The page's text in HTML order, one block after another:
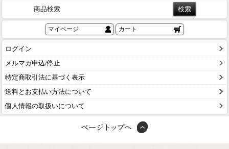
商品検索
マイページ カート
ログイン
メルマガ申込/停止
特定商取引法に基づく表示
送料とお支払い方法について
個人情報の取扱いについて